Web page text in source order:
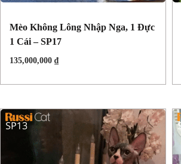
Mèo Không Lông Nhập Nga, 1 Đực
1 Cái – SP17
135,000,000 ₫